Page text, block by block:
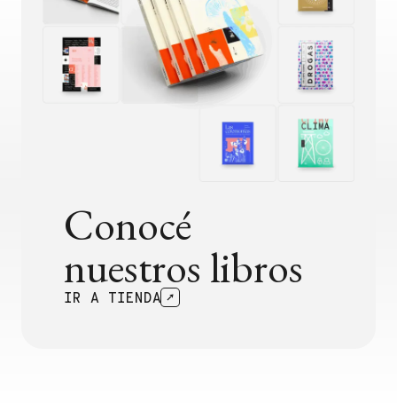
Conocé
nuestros libros
IR A TIENDA